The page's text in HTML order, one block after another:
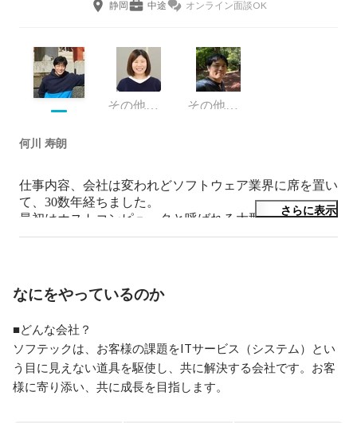
静岡 中途 オンライン面談OK
その他エンジニア その他エンジニア
何川 寿朗
仕事内容、会社は変われどソフトウェア業界に席を置い
て、30数年経ちました。
最初はホストコンピュータと呼ばれる大型コンピュータ
のオペレーション作業から入りました。まだWindowsが
さらに表示
なにをやっているのか
■どんな会社？
ソフテックは、お客様の課題をITサービス（システム）とい
う目に見えない道具を駆使し、共に解決する会社です。お客
様に寄り添い、共に成長を目指します。